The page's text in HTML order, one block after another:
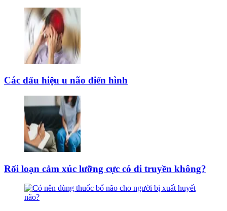
Các dấu hiệu u não điển hình
Rối loạn cảm xúc lưỡng cực có di truyền không?